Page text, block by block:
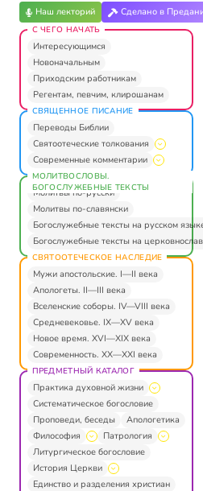
Наш лекторий Сделано в
С ЧЕГО НАЧАТЬ
Интересующимся
Новоначальным
Приходским работникам
Регентам, певчим, клирошанам
СВЯЩЕННОЕ ПИСАНИЕ
Переводы Библии
Святоотеческие толкования
Современные комментарии
МОЛИТВОСЛОВЫ.
БОГОСЛУЖЕБНЫЕ ТЕКСТЫ
Молитвы по-русски
Молитвы по-славянски
Богослужебные тексты на русском
Богослужебные тексты на
СВЯТООТЕЧЕСКОЕ НАСЛЕДИЕ
Мужи апостольские. I—II века
Апологеты. II—III века
Вселенские соборы. IV—VIII века
Средневековье. IX—XV века
Новое время. XVI—XIX века
Современность. XX—XXI века
ПРЕДМЕТНЫЙ КАТАЛОГ
Практика духовной жизни
Систематическое богословие
Проповеди, беседы
Апологетика
Философия
Патрология
Литургическое богословие
История Церкви
Единство и разделения христиан